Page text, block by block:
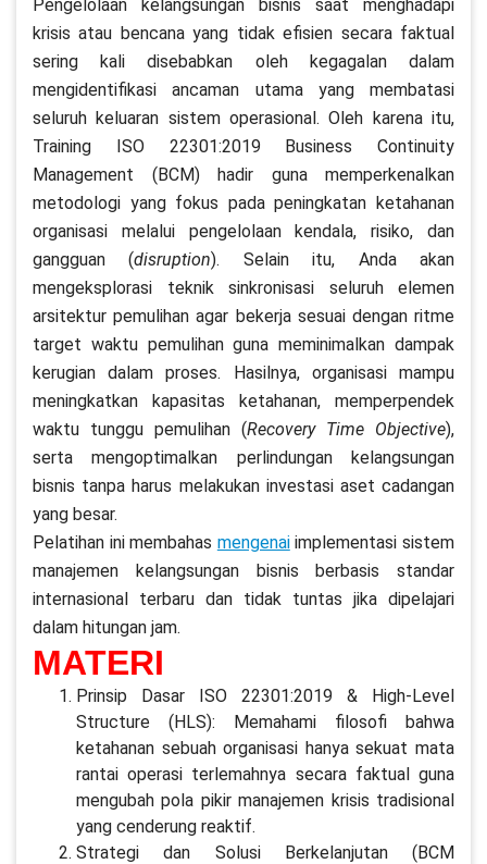
Pengelolaan kelangsungan bisnis saat menghadapi
krisis atau bencana yang tidak efisien secara faktual
sering kali disebabkan oleh kegagalan dalam
mengidentifikasi ancaman utama yang membatasi
seluruh keluaran sistem operasional. Oleh karena itu,
Training ISO 22301:2019 Business Continuity
Management (BCM) hadir guna memperkenalkan
metodologi yang fokus pada peningkatan ketahanan
organisasi melalui pengelolaan kendala, risiko, dan
gangguan (disruption). Selain itu, Anda akan
mengeksplorasi teknik sinkronisasi seluruh elemen
arsitektur pemulihan agar bekerja sesuai dengan ritme
target waktu pemulihan guna meminimalkan dampak
kerugian dalam proses. Hasilnya, organisasi mampu
meningkatkan kapasitas ketahanan, memperpendek
waktu tunggu pemulihan (Recovery Time Objective),
serta mengoptimalkan perlindungan kelangsungan
bisnis tanpa harus melakukan investasi aset cadangan
yang besar.
Pelatihan ini membahas mengenaiimplementasi sistem
manajemen kelangsungan bisnis berbasis standar
internasional terbaru dan tidak tuntas jika dipelajari
dalam hitungan jam.
MATERI
Prinsip Dasar ISO 22301:2019 & High-Level
Structure (HLS): Memahami filosofi bahwa
ketahanan sebuah organisasi hanya sekuat mata
rantai operasi terlemahnya secara faktual guna
mengubah pola pikir manajemen krisis tradisional
yang cenderung reaktif.
Strategi dan Solusi Berkelanjutan (BCM